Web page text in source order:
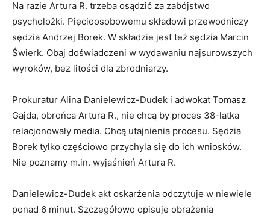
Na razie Artura R. trzeba osądzić za zabójstwo
psycholożki. Pięcioosobowemu składowi przewodniczy
sędzia Andrzej Borek. W składzie jest też sędzia Marcin
Świerk. Obaj doświadczeni w wydawaniu najsurowszych
wyroków, bez litości dla zbrodniarzy.
Prokuratur Alina Danielewicz-Dudek i adwokat Tomasz
Gajda, obrońca Artura R., nie chcą by proces 38-latka
relacjonowały media. Chcą utajnienia procesu. Sędzia
Borek tylko częściowo przychyla się do ich wniosków.
Nie poznamy m.in. wyjaśnień Artura R.
Danielewicz-Dudek akt oskarżenia odczytuje w niewiele
ponad 6 minut. Szczegółowo opisuje obrażenia